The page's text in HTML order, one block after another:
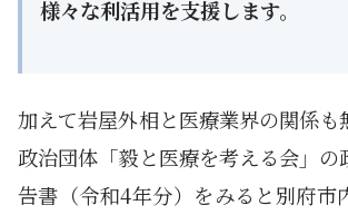
様々な利活用を支援します。
加えて岩屋外相と医療業界の関係も
政治団体「毅と医療を考える会」の
告書（令和4年分）をみると別府市